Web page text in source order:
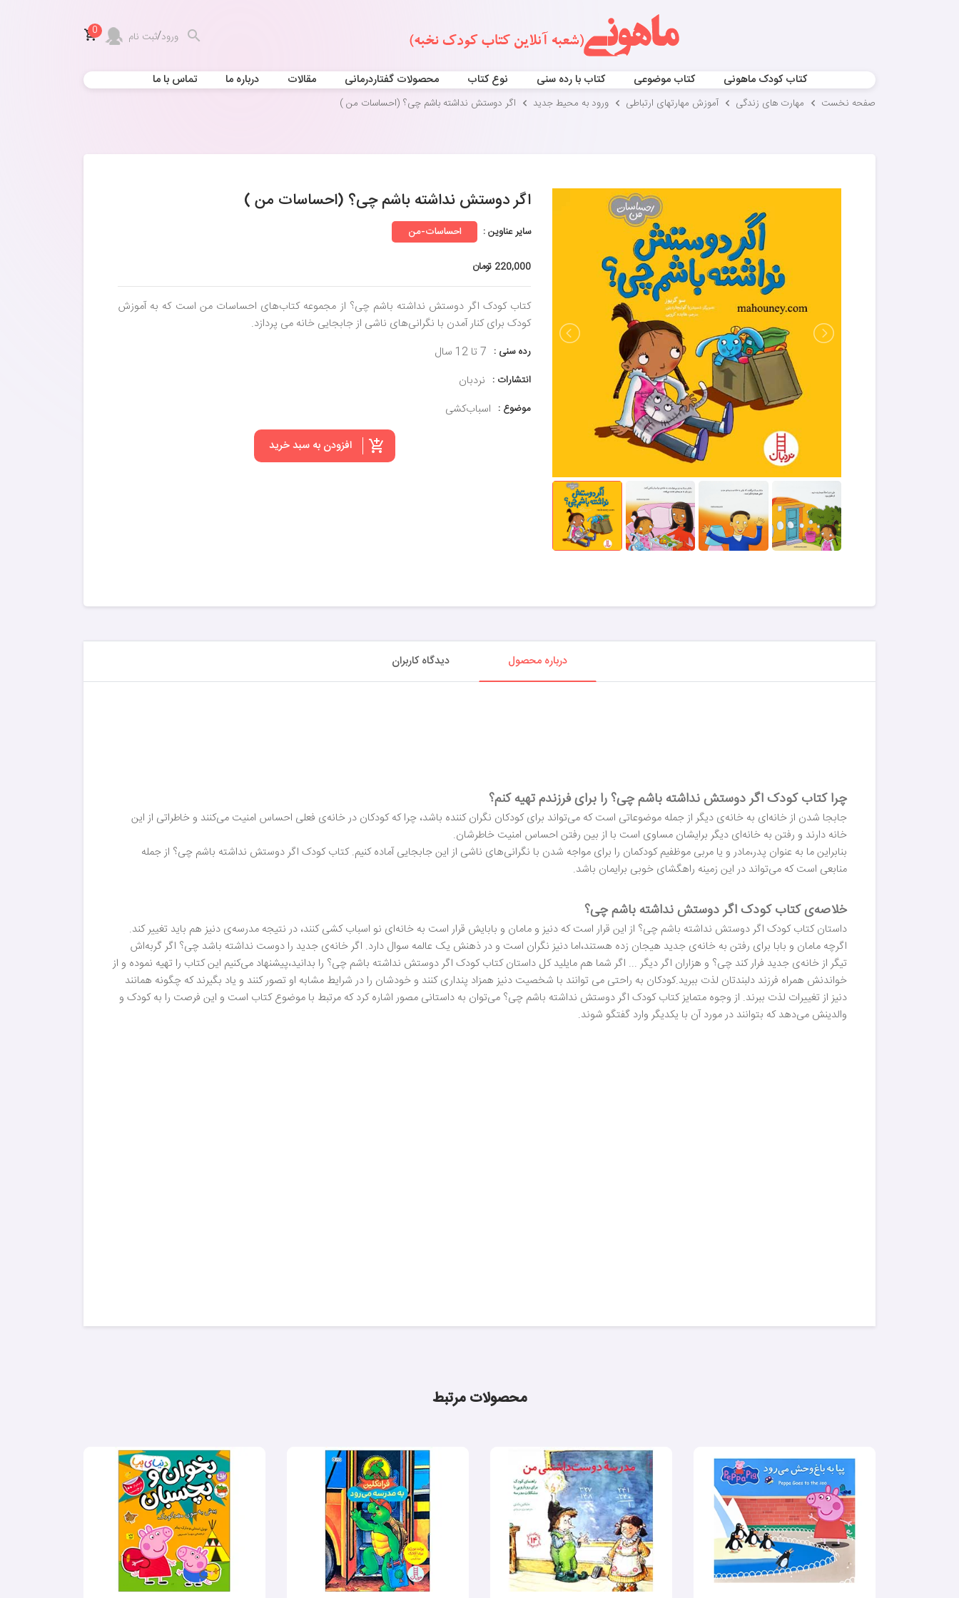
ورود/ثبت نام 0
کتاب کودک ماهونی کتاب موضوعی کتاب با رده سنی نوع کتاب محصولات گفتاردرمانی مقالات درباره ما تماس با ما
صفحه نخست مهارت های زندگی آموزش مهارتهای ارتباطی ورود به محیط جدید اگر دوستش نداشته باشم چی؟ (احساسات من )
اگر دوستش نداشته باشم چی؟ (احساسات من )
سایر عناوین : احساسات-من
220,000 تومان
کتاب کودک اگر دوستش نداشته باشم چی؟ از مجموعه کتاب‌های احساسات من است که به آموزش
کودک برای کنار آمدن با نگرانی‌های ناشی از جابجایی خانه می پردازد.
رده سنی : 7 تا 12 سال
انتشارات : نردبان
موضوع : اسباب‌کشی
افزودن به سبد خرید
درباره محصول دیدگاه کاربران
چرا کتاب کودک اگر دوستش نداشته باشم چی؟ را برای فرزندم تهیه کنم؟
جابجا شدن از خانه‌ای به خانه‌ی دیگر از جمله موضوعاتی است که می‌تواند برای کودکان نگران کننده باشد، چرا که کودکان در خانه‌ی فعلی احساس امنیت می‌کنند و خاطراتی از این
خانه دارند و رفتن به خانه‌ای دیگر برایشان مساوی است با از بین رفتن احساس امنیت خاطرشان.
بنابراین ما به عنوان پدر،مادر و یا مربی موظفیم کودکمان را برای مواجه شدن با نگرانی‌های ناشی از این جابجایی آماده کنیم. کتاب کودک اگر دوستش نداشته باشم چی؟ از جمله
منابعی است که می‌تواند در این زمینه راهگشای خوبی برایمان باشد.
خلاصه‌ی کتاب کودک اگر دوستش نداشته باشم چی؟
داستان کتاب کودک اگر دوستش نداشته باشم چی؟ از این قرار است که دنیز و مامان و بابایش قرار است به خانه‌ای نو اسباب کشی کنند، در نتیجه مدرسه‌ی دنیز هم باید تغییر کند.
اگرچه مامان و بابا برای رفتن به خانه‌ی جدید هیجان زده هستند،اما دنیز نگران است و در ذهنش یک عالمه سوال دارد. اگر خانه‌ی جدید را دوست نداشته باشد چی؟ اگر گربه‌اش
تیگر از خانه‌ی جدید فرار کند چی؟ و هزاران اگر دیگر ... اگر شما هم مایلید کل داستان کتاب کودک اگر دوستش نداشته باشم چی؟ را بدانید،پیشنهاد می‌کنیم این کتاب را تهیه نموده و از
خواندنش همراه فرزند دلبندتان لذت ببرید.کودکان به راحتی می توانند با شخصیت دنیز همزاد پنداری کنند و خودشان را در شرایط مشابه او تصور کنند و یاد بگیرند که چگونه همانند
دنیز از تغییرات لذت ببرند. از وجوه متمایز کتاب کودک اگر دوستش نداشته باشم چی؟ می‌توان به داستانی مصور اشاره کرد که مرتبط با موضوع کتاب است و این فرصت را به کودک و
والدینش می‌دهد که بتوانند در مورد آن با یکدیگر وارد گفتگو شوند.
محصولات مرتبط